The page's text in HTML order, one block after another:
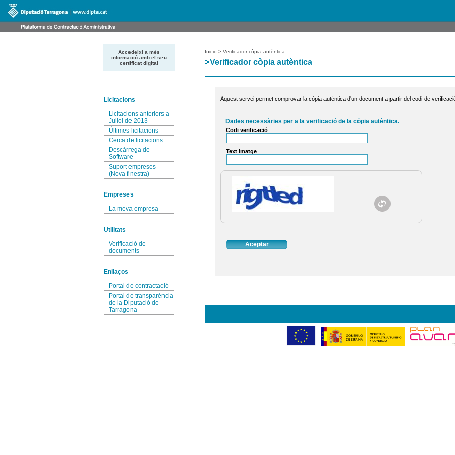
Accedeixi a més
informació amb el seu
certificat digital
Licitacions
Licitacions anteriors a
Juliol de 2013
Últimes licitacions
Cerca de licitacions
Descàrrega de
Software
Suport empreses
(Nova finestra)
Empreses
La meva empresa
Utilitats
Verificació de
documents
Enllaços
Portal de contractació
Portal de transparència
de la Diputació de
Tarragona
Inicio> Verificador còpia autèntica
Verificador còpia autèntica
Aquest servei permet comprovar la còpia autèntica d'un document a partir del codi de
Dades necessàries per a la verificació de la còpia autèntica.
Codi verificació
Text imatge